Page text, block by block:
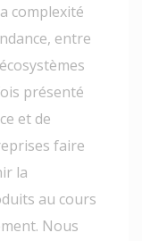
complexité
entre
présenté
et de
faire
la
au cours
Nous